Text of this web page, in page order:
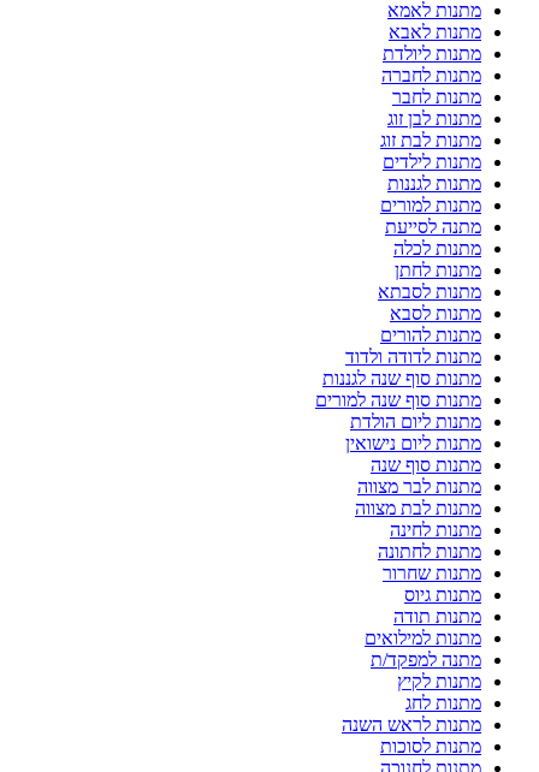
מתנות לאמא
מתנות לאבא
מתנות ליולדת
מתנות לחברה
מתנות לחבר
מתנות לבן זוג
מתנות לבת זוג
מתנות לילדים
מתנות לגננות
מתנות למורים
מתנה לסייעת
מתנות לכלה
מתנות לחתן
מתנות לסבתא
מתנות לסבא
מתנות להורים
מתנות לדודה ולדוד
מתנות סוף שנה לגננות
מתנות סוף שנה למורים
מתנות ליום הולדת
מתנות ליום נישואין
מתנות סוף שנה
מתנות לבר מצווה
מתנות לבת מצווה
מתנות לחינה
מתנות לחתונה
מתנות שחרור
מתנות גיוס
מתנות תודה
מתנות למילואים
מתנה למפקד/ת
מתנות לקיץ
מתנות לחג
מתנות לראש השנה
מתנות לסוכות
מתנות לחנוכה